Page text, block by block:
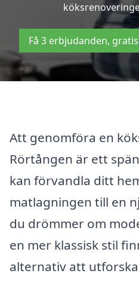
Få 3 erbjudanden,
Att genomföra en
Rörtången är ett
kan förvandla ditt
matlagningen till en
du drömmer om
en mer klassisk stil
alternativ att